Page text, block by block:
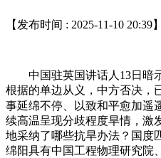
【发布时间 : 2025-11-10 20:39
中国驻英国讲话人13日暗
根据的单边从义，中方否决，
事延绵不停、以致和平愈加遥
续高温呈现分歧程度旱情，激
地采纳了哪些抗旱办法？国度
绵阳具有中国工程物理研究院